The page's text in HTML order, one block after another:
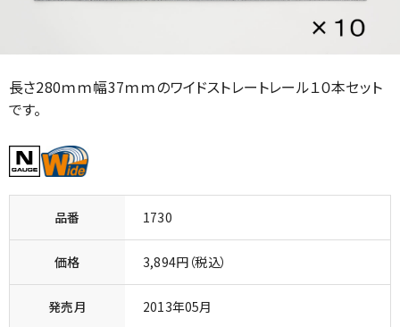
長さ280ｍｍ幅37ｍｍのワイドストレートレール１０本セット
です。
品番 1730
価格 3,894円（税込）
発売月 2013年05月